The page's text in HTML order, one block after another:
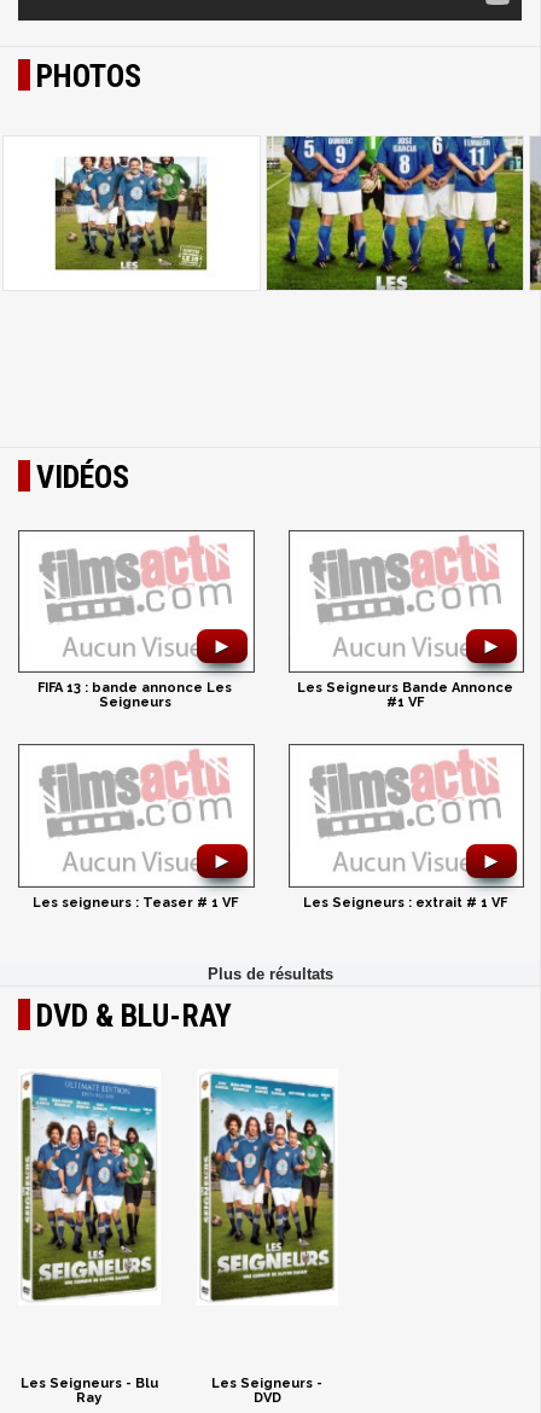
PHOTOS
VIDÉOS
►
FIFA 13 : bande annonce Les
Seigneurs
►
Les Seigneurs Bande Annonce
#1 VF
►
Les seigneurs : Teaser # 1 VF
►
Les Seigneurs : extrait # 1 VF
DVD & BLU-RAY
Les Seigneurs - Blu
Ray
Les Seigneurs -
DVD